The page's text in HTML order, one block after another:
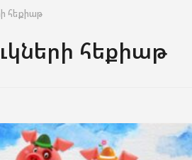
հեքիաթ
հեքիաթ